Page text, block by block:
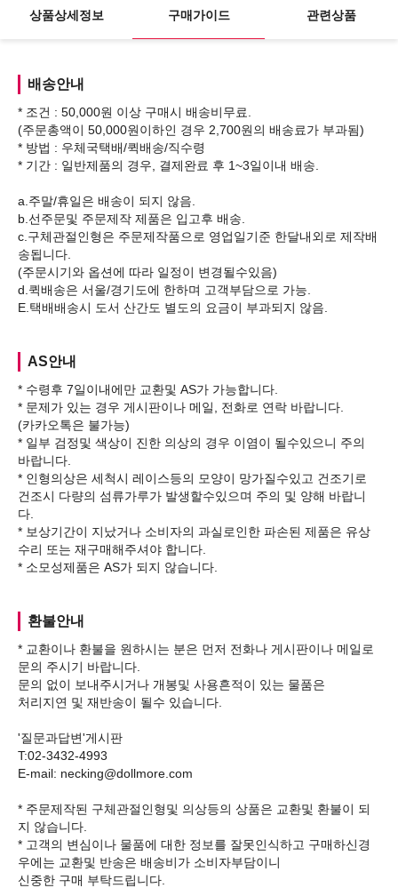
상품상세정보 구매가이드 관련상품
배송안내
* 조건 : 50,000원 이상 구매시 배송비무료.
(주문총액이 50,000원이하인 경우 2,700원의 배송료가 부과됨)
* 방법 : 우체국택배/퀵배송/직수령
* 기간 : 일반제품의 경우, 결제완료 후 1~3일이내 배송.
a.주말/휴일은 배송이 되지 않음.
b.선주문및 주문제작 제품은 입고후 배송.
c.구체관절인형은 주문제작품으로 영업일기준 한달내외로 제작배
송됩니다.
(주문시기와 옵션에 따라 일정이 변경될수있음)
d.퀵배송은 서울/경기도에 한하며 고객부담으로 가능.
AS안내
* 수령후 7일이내에만 교환및 AS가 가능합니다.
* 문제가 있는 경우 게시판이나 메일, 전화로 연락 바랍니다.
(카카오톡은 불가능)
* 일부 검정및 색상이 진한 의상의 경우 이염이 될수있으니 주의
바랍니다.
* 인형의상은 세척시 레이스등의 모양이 망가질수있고 건조기로
건조시 다량의 섬류가루가 발생할수있으며 주의 및 양해 바랍니
다.
* 보상기간이 지났거나 소비자의 과실로인한 파손된 제품은 유상
수리 또는 재구매해주셔야 합니다.
환불안내
* 교환이나 환불을 원하시는 분은 먼저 전화나 게시판이나 메일로
문의 주시기 바랍니다.
문의 없이 보내주시거나 개봉및 사용흔적이 있는 물품은
처리지연 및 재반송이 될수 있습니다.
'질문과답변'게시판
T:02-3432-4993
E-mail: necking@dollmore.com
* 주문제작된 구체관절인형및 의상등의 상품은 교환및 환불이 되
지 않습니다.
* 고객의 변심이나 물품에 대한 정보를 잘못인식하고 구매하신경
우에는 교환및 반송은 배송비가 소비자부담이니
신중한 구매 부탁드립니다.